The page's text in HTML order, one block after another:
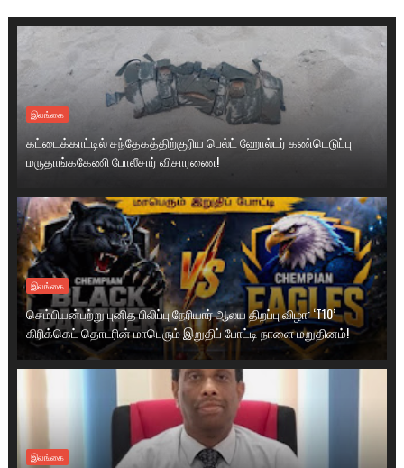
இலங்கை
கட்டைக்காட்டில் சந்தேகத்திற்குரிய பெல்ட் ஹோல்டர் கண்டெடுப்பு
மருதாங்ககேணி போலீசார் விசாரணை!
இலங்கை
செம்பியன்பற்று புனித பிலிப்பு நேரியார் ஆலய திறப்பு விழா: ‘T10’
கிரிக்கெட் தொடரின் மாபெரும் இறுதிப் போட்டி நாளை மறுதினம்!
இலங்கை